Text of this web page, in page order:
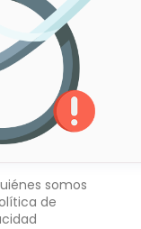
somos
de